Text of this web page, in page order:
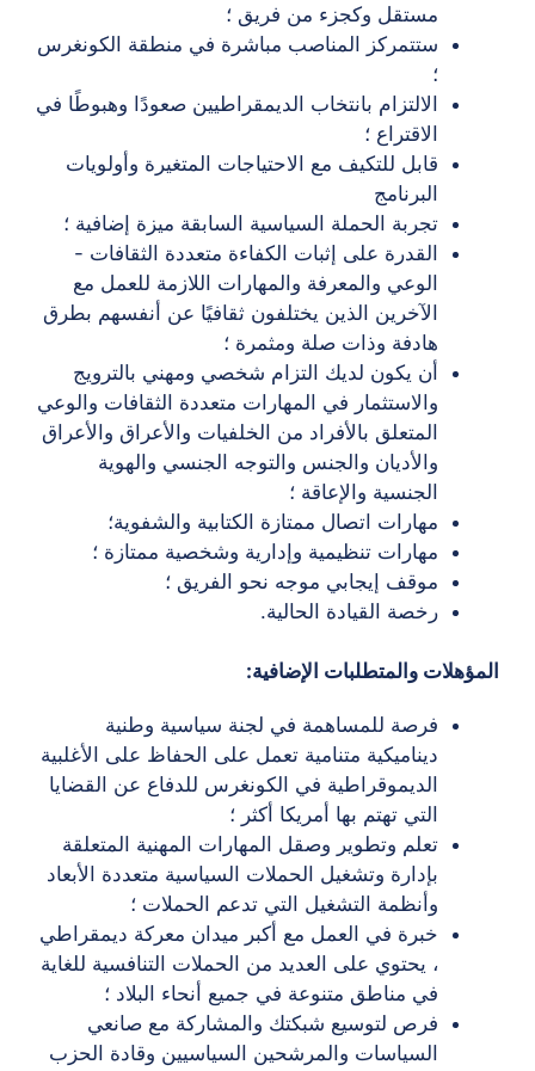
مستقل وكجزء من فريق ؛
ستتمركز المناصب مباشرة في منطقة الكونغرس
؛
الالتزام بانتخاب الديمقراطيين صعودًا وهبوطًا في
الاقتراع ؛
قابل للتكيف مع الاحتياجات المتغيرة وأولويات
البرنامج
تجربة الحملة السياسية السابقة ميزة إضافية ؛
القدرة على إثبات الكفاءة متعددة الثقافات -
الوعي والمعرفة والمهارات اللازمة للعمل مع
الآخرين الذين يختلفون ثقافيًا عن أنفسهم بطرق
هادفة وذات صلة ومثمرة ؛
أن يكون لديك التزام شخصي ومهني بالترويج
والاستثمار في المهارات متعددة الثقافات والوعي
المتعلق بالأفراد من الخلفيات والأعراق والأعراق
والأديان والجنس والتوجه الجنسي والهوية
الجنسية والإعاقة ؛
مهارات اتصال ممتازة الكتابية والشفوية؛
مهارات تنظيمية وإدارية وشخصية ممتازة ؛
موقف إيجابي موجه نحو الفريق ؛
رخصة القيادة الحالية.
المؤهلات والمتطلبات الإضافية:
فرصة للمساهمة في لجنة سياسية وطنية
ديناميكية متنامية تعمل على الحفاظ على الأغلبية
الديموقراطية في الكونغرس للدفاع عن القضايا
التي تهتم بها أمريكا أكثر ؛
تعلم وتطوير وصقل المهارات المهنية المتعلقة
بإدارة وتشغيل الحملات السياسية متعددة الأبعاد
وأنظمة التشغيل التي تدعم الحملات ؛
خبرة في العمل مع أكبر ميدان معركة ديمقراطي
، يحتوي على العديد من الحملات التنافسية للغاية
في مناطق متنوعة في جميع أنحاء البلاد ؛
فرص لتوسيع شبكتك والمشاركة مع صانعي
السياسات والمرشحين السياسيين وقادة الحزب